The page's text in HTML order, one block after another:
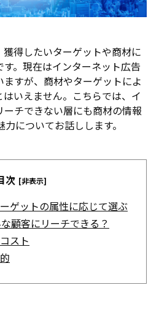
得したいターゲットや商材に
。現在はインターネット広告
すが、商材やターゲットによ
いえません。こちらでは、イ
ーチできない層にも商材の情報
についてお話しします。
次 [非表示]
ゲットの属性に応じて選ぶ
顧客にリーチできる？
スト